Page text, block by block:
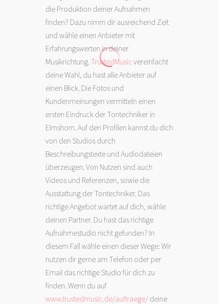
die Produktion deiner Aufnahmen
finden? Dazu nimm dir ausreichend Zeit
und wähle einen Anbieter mit
Erfahrungswerten in deiner
Musikrichtung. TrustedMusic vereinfacht
deine Wahl, du hast alle Anbieter auf
einen Blick. Die Fotos und
Kundenmeinungen vermitteln einen
ersten Eindruck der Tontechniker in
Elmshorn. Auf den Profilen kannst du dich
von den Studios durch
Beschreibungstexte und Audiodateien
überzeugen. Von Nutzen sind auch
Videos und Referenzen, sowie die
Ausstattung der Tontechniker. Das
richtige Angebot wartet auf dich, wähle
deinen Partner. Du hast das richtige
Aufnahmestudio nicht gefunden? In
diesem Fall wähle einen dieser Wege: Wir
nutzen dir gerne am Telefon oder per
Email das richtige Studio für dich zu
finden. Wenn du auf
www.trustedmusic.de/auftraege/ deine